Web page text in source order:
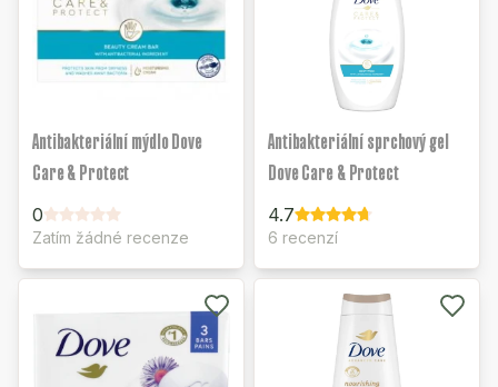
Antibakteriální mýdlo Dove
Care & Protect
0
Zatím žádné recenze
Antibakteriální sprchový gel
Dove Care & Protect
4.7
6 recenzí